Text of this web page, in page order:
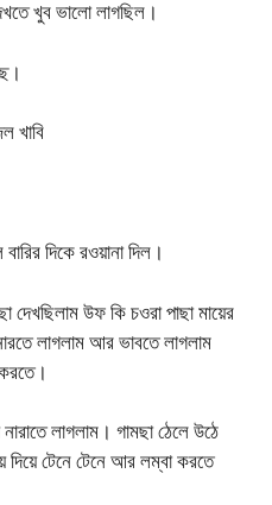
খুব ভালো লাগছিল।
খাবি
দিকে রওয়ানা দিল।
দেখছিলাম উফ কি চওরা পাছা মায়ের
লাগলাম আর ভাবতে লাগলাম
লাগলাম। গামছা ঠেলে উঠে
টেনে টেনে আর লম্বা করতে